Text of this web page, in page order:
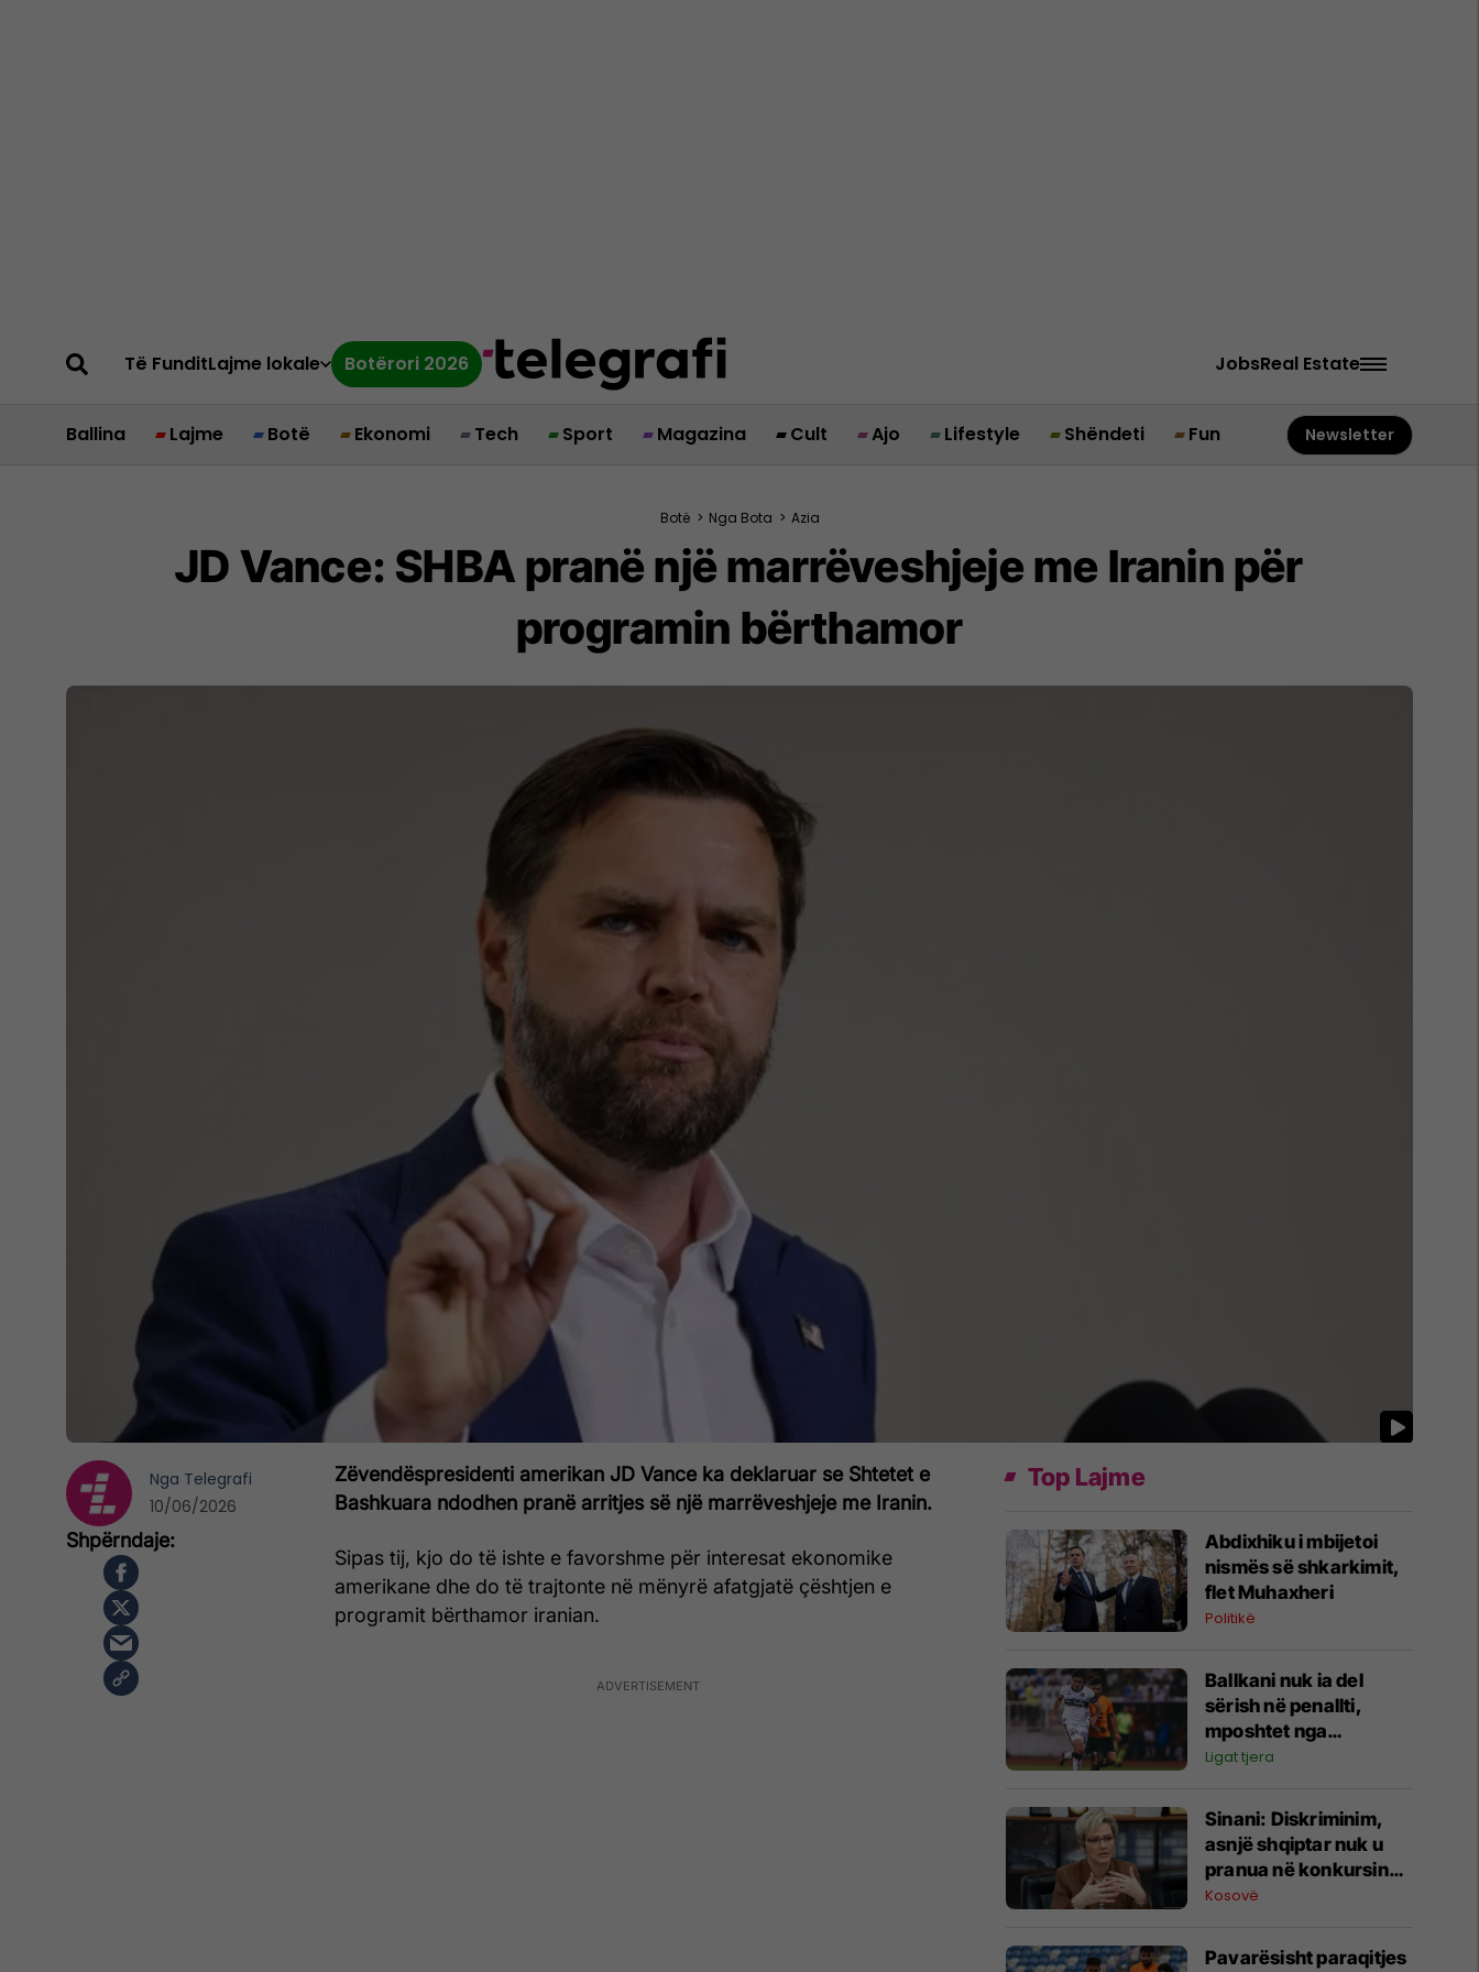
Të FunditLajme lokale Botërori 2026 JobsReal Estate
Ballina Lajme Botë Ekonomi Tech Sport Magazina Cult Ajo Lifestyle Shëndeti Fun Newsletter
Botë > Nga Bota > Azia
JD Vance: SHBA pranë një marrëveshjeje me Iranin për
programin bërthamor
Zëvendëspresidenti amerikan JD Vance ka deklaruar se Shtetet e
Bashkuara ndodhen pranë arritjes së një marrëveshjeje me Iranin.
Sipas tij, kjo do të ishte e favorshme për interesat ekonomike
amerikane dhe do të trajtonte në mënyrë afatgjatë çështjen e
programit bërthamor iranian.
Nga Telegrafi
10/06/2026
Top Lajme
Abdixhiku i mbijetoi
nismës së shkarkimit,
flet Muhaxheri
Politikë
Ballkani nuk ia del
sërish në penallti,
mposhtet nga
Bohemians dhe
evropiane
Ligat tjera
Sinani: Diskriminim,
asnjë shqiptar nuk u
pranua në konkursin
për zjarrfikës në
Kosovë
Pavarësisht paraqitjes